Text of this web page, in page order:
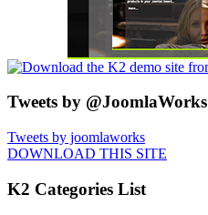
Tweets by @JoomlaWorks
Tweets by joomlaworks
DOWNLOAD THIS SITE
K2 Categories List